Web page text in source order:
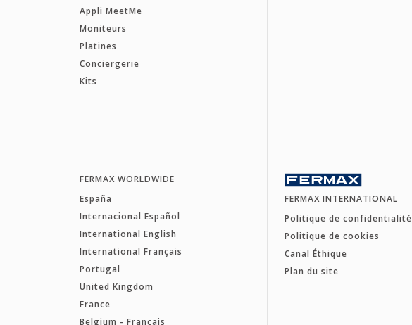
Appli MeetMe
Moniteurs
Platines
Conciergerie
Kits
FERMAX WORLDWIDE
España
Internacional Español
International English
International Français
Portugal
United Kingdom
France
Belgium - Français
FERMAX INTERNATIONAL
Politique de confidentialité
Politique de cookies
Canal Éthique
Plan du site